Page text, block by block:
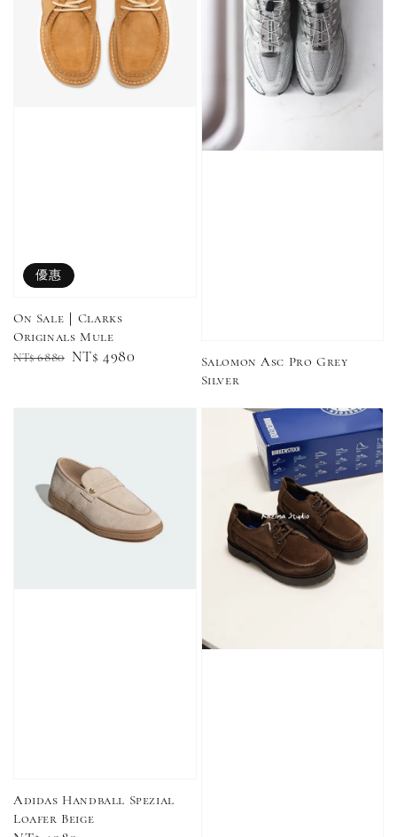
優惠
On Sale｜Clarks
Originals Mule
Regular
NT$ 6880 Sale
NT$ 4980
Salomon Asc Pro Grey
Silver
Adidas Handball Spezial
Loafer Beige